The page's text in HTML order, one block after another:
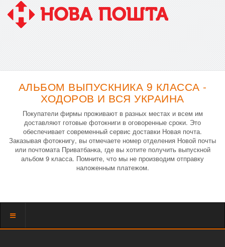
АЛЬБОМ ВЫПУСКНИКА 9 КЛАССА -
ХОДОРОВ И ВСЯ УКРАИНА
Покупатели фирмы проживают в разных местах и всем им
доставляют готовые фотокниги в оговоренные сроки. Это
обеспечивает современный сервис доставки Новая почта.
Заказывая фотокнигу, вы отмечаете номер отделения Новой почты
или почтомата Приватбанка, где вы хотите получить выпускной
альбом 9 класса. Помните, что мы не производим отправку
наложенным платежом.
Показать